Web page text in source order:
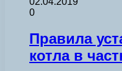
0
Правила
котла в